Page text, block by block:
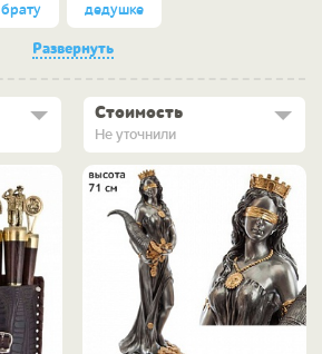
брату дедушке
Развернуть
Стоимость
Не уточнили